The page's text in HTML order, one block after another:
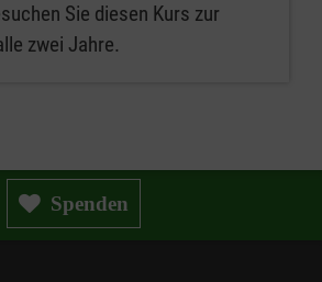
Sie diesen Kurs zur
zwei Jahre.
Euro Spenden